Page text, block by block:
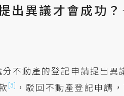
出異議才會成功
不動產的登記申請提出異
[3] ，駁回不動產登記申請